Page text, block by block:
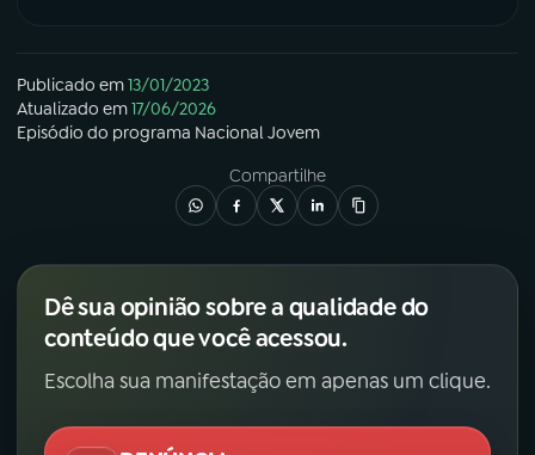
Publicado em13/01/2023
Atualizado em17/06/2026
Episódio do programa Nacional Jovem
Compartilhe
Dê sua opinião sobre a qualidade do
conteúdo que você acessou.
Escolha sua manifestação em apenas um clique.